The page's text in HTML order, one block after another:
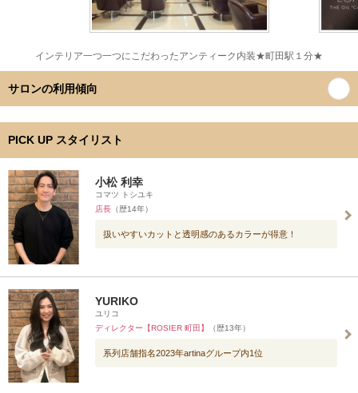
インテリア一つ一つにこだわったアンティーク内装★町田駅１分★
サロンの利用傾向
PICK UP スタイリスト
小松 利幸
コマツ トシユキ
店長 （歴14年）
扱いやすいカットと透明感のあるカラーが得意！
YURIKO
ユリコ
ディレクター【ROSIER 町田】
（歴13年）
系列店舗指名2023年artinaグループ内1位